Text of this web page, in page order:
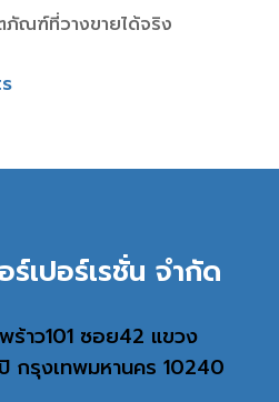
ณฑ์ที่วางขายได้จริง
เปอร์เรชั่น จำกัด
ร้าว101 ซอย42 แขวง
กรุงเทพมหานคร 10240